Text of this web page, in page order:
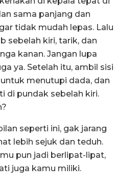
sama panjang dan
tidak mudah lepas. Lalu
sebelah kiri, tarik, dan
kanan. Jangan lupa
ya. Setelah itu, ambil sisi
menutupi dada, dan
di pundak sebelah kiri.
seperti ini, gak jarang
lebih sejuk dan teduh.
pun jadi berlipat-lipat,
juga kamu miliki.